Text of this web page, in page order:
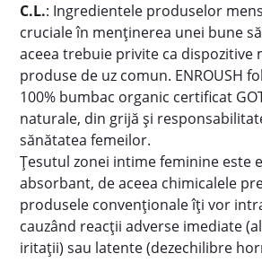
C.L.: Ingredientele produselor
cruciale în menținerea unei bune
aceea trebuie privite ca dispozitive
produse de uz comun. ENROUSH
100% bumbac organic certificat
naturale, din grijă și
sănătatea femeilor.
Țesutul zonei intime feminine este
absorbant, de aceea chimicalele
produsele convenționale îți vor
cauzând reacții adverse imediate
iritații) sau latente (dezechilibre